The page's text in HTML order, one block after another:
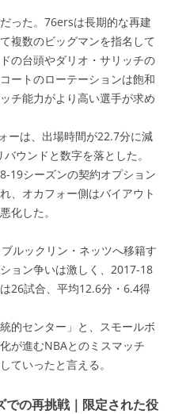
った。76ersは長期的な再建
複数のビッグマンを指名して
の台頭やダリオ・サリッチの
ートのローテーションは飽和
チ能力がより高い選手が求め
ーは、出場時間が22.7分に減
ウンドと数字を落とした。
19シーズンの契約オプション
、オカフォー側はバイアウト
化した。
ルックリン・ネッツへ移籍す
ョン争いは激しく、2017-18
26試合、平均12.6分・6.4得
的センター」と、スモールボ
が進むNBAとのミスマッチ
ていったと言える。
での再挑戦｜限定された役